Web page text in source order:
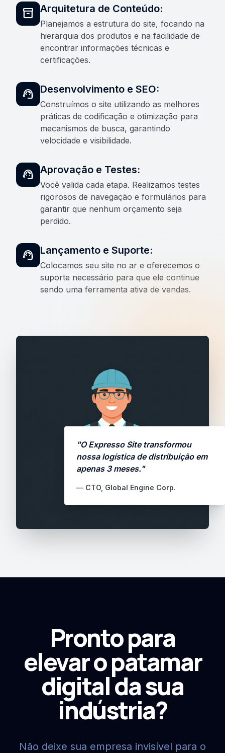
"O Expresso Site transformou
nossa logística de distribuição em
apenas 3 meses."
— CTO, Global Engine Corp.
inventory_2 Arquitetura de Conteúdo:
Planejamos a estrutura do site, focando na
hierarquia dos produtos e na facilidade de
encontrar informações técnicas e
certificações.
support_agent Desenvolvimento e SEO:
Construímos o site utilizando as melhores
práticas de codificação e otimização para
mecanismos de busca, garantindo
velocidade e visibilidade.
support_agent Aprovação e Testes:
Você valida cada etapa. Realizamos testes
rigorosos de navegação e formulários para
garantir que nenhum orçamento seja
perdido.
support_agent Lançamento e Suporte:
Colocamos seu site no ar e oferecemos o
suporte necessário para que ele continue
sendo uma ferramenta ativa de vendas.
Pronto para
elevar o patamar
digital da sua
indústria?
Não deixe sua empresa invisível para o